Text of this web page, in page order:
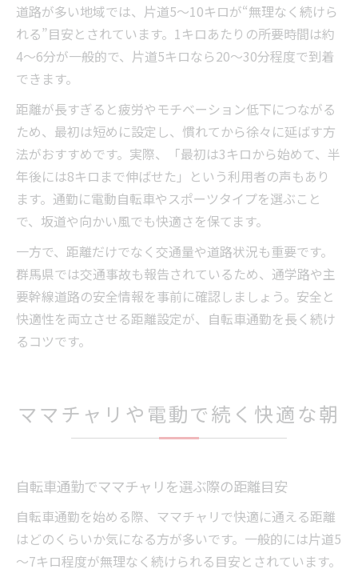
道路が多い地域では、片道5〜10キロが“無理なく続けら
れる”目安とされています。1キロあたりの所要時間は約
4〜6分が一般的で、片道5キロなら20〜30分程度で到着
できます。
距離が長すぎると疲労やモチベーション低下につながる
ため、最初は短めに設定し、慣れてから徐々に延ばす方
法がおすすめです。実際、「最初は3キロから始めて、半
年後には8キロまで伸ばせた」という利用者の声もあり
ます。通勤に電動自転車やスポーツタイプを選ぶこと
で、坂道や向かい風でも快適さを保てます。
一方で、距離だけでなく交通量や道路状況も重要です。
群馬県では交通事故も報告されているため、通学路や主
要幹線道路の安全情報を事前に確認しましょう。安全と
快適性を両立させる距離設定が、自転車通勤を長く続け
るコツです。
ママチャリや電動で続く快適な朝
自転車通勤でママチャリを選ぶ際の距離目安
自転車通勤を始める際、ママチャリで快適に通える距離
はどのくらいか気になる方が多いです。一般的には片道5
～7キロ程度が無理なく続けられる目安とされています。